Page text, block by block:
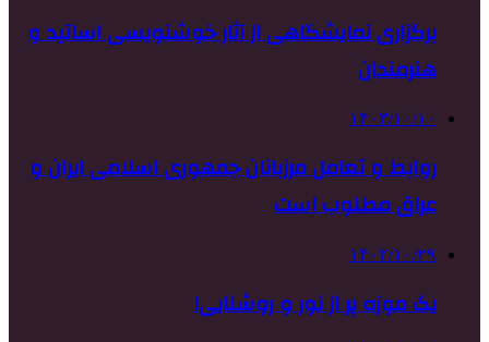
برگزاری نمایشگاهی از آثار خوشنویسی اساتید و
هنرمندان
۱۴۰۳/۱۰/۱۰
روابط و تعامل مرزبانان جمهوری اسلامی ایران و
عراق مطلوب است
۱۴۰۲/۱۰/۲۹
یک موزه پر از نور و روشنایی!